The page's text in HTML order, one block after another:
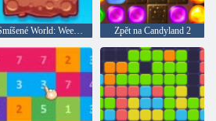
Smíšené World: Weekend Zpět na Candyland 2